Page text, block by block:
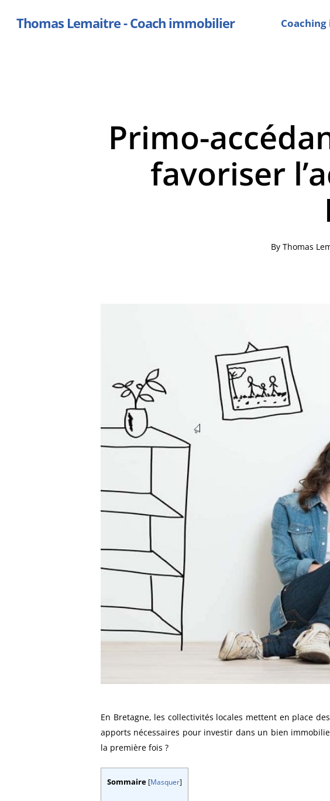
Thomas Lemaitre - Coach immobilier
Primo-
favoriser
By Thomas
En Bretagne, les collectivités locales mettent en place
apports nécessaires pour investir dans un bien
la première fois ?
Sommaire [Masquer]